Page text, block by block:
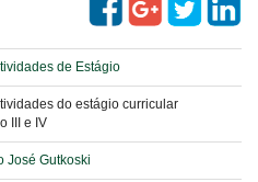
de Estágio
do estágio curricular
III e IV
José Gutkoski